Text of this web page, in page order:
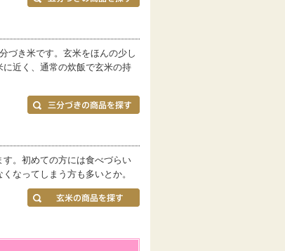
づき米です。玄米をほんの少し
近く、通常の炊飯で玄米の持
。初めての方には食べづらい
なってしまう方も多いとか。